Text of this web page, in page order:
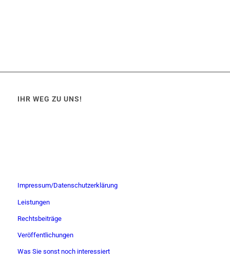
IHR WEG ZU UNS!
Impressum/Datenschutzerklärung
Leistungen
Rechtsbeiträge
Veröffentlichungen
Was Sie sonst noch interessiert